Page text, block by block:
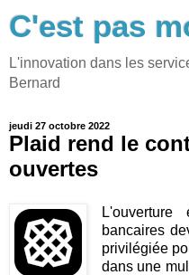
C'est pas
L'innovation dans les
Bernard
jeudi 27 octobre 2022
Plaid rend le
ouvertes
bancaires
privilégiée
dans une